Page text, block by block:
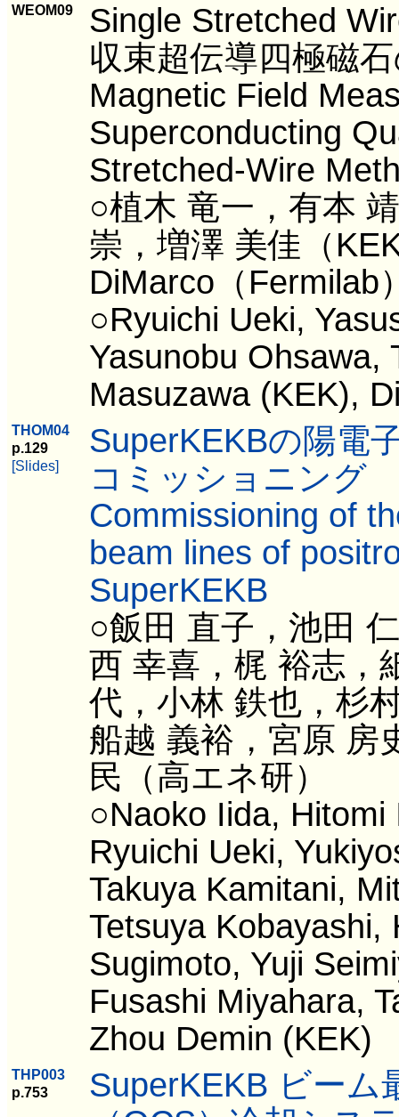
WEOM09
Single Stretched
収束超伝導四極磁
Magnetic Field
Superconducting
Stretched-Wire
○植木 竜一，有本
崇，増澤 美佳（
DiMarco（Fermilab
○Ryuichi Ueki,
Yasunobu Ohsawa,
Masuzawa (KEK),
THOM04
p.129
[Slides]
SuperKEKBの陽電
コミッショニング
Commissioning of
beam lines of
SuperKEKB
○飯田 直子，池田
西 幸喜，梶 裕志，
代，小林 鉄也，杉
船越 義裕，宮原 房
民（高エネ研）
○Naoko Iida, Hitomi
Ryuichi Ueki,
Takuya Kamitani,
Tetsuya Kobayashi,
Sugimoto, Yuji
Fusashi Miyahara,
Zhou Demin (KEK)
THP003
p.753
SuperKEKB ビーム